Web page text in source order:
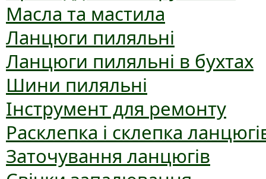
Масла та мастила
Ланцюги пиляльні
Ланцюги пиляльні в бухтах
Шини пиляльні
Інструмент для ремонту
Расклепка і склепка
Заточування ланцюгів